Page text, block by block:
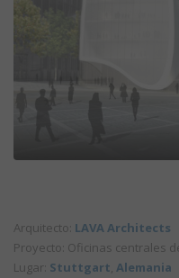
Arquitecto: LAVA Architects
Proyecto: Oficinas centrales
Lugar: Stuttgart, Alemania